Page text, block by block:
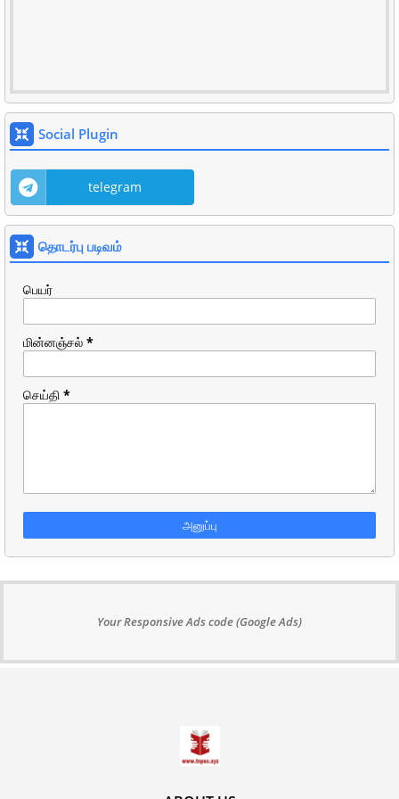
Social Plugin
telegram
தொடர்பு படிவம்
பெயர்
மின்னஞ்சல் *
செய்தி *
Your Responsive Ads code (Google Ads)